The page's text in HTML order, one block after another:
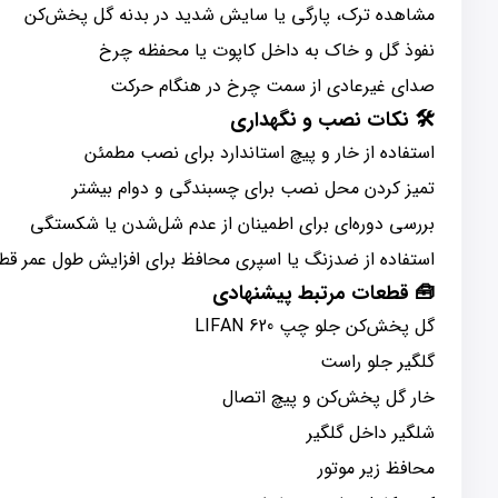
مشاهده ترک، پارگی یا سایش شدید در بدنه گل پخش‌کن
نفوذ گل و خاک به داخل کاپوت یا محفظه چرخ
صدای غیرعادی از سمت چرخ در هنگام حرکت
🛠️ نکات نصب و نگهداری
استفاده از خار و پیچ استاندارد برای نصب مطمئن
تمیز کردن محل نصب برای چسبندگی و دوام بیشتر
بررسی دوره‌ای برای اطمینان از عدم شل‌شدن یا شکستگی
استفاده از ضدزنگ یا اسپری محافظ برای افزایش طول عمر
🧰 قطعات مرتبط پیشنهادی
گل پخش‌کن جلو چپ LIFAN 620
گلگیر جلو راست
خار گل پخش‌کن و پیچ اتصال
شلگیر داخل گلگیر
محافظ زیر موتور